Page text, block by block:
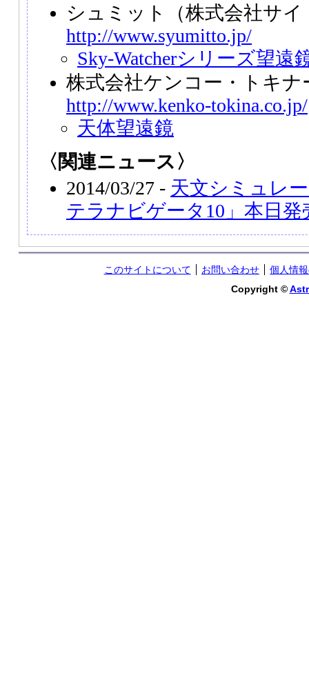
シュミット（株式会社サ
http://www.syumitto.jp/
Sky-Watcherシリーズ望遠
株式会社ケンコー・トキナ
http://www.kenko-tokina.co.jp/
天体望遠鏡
〈関連ニュース〉
2014/03/27 - 天文シミュレ
テラナビゲータ10」本日発
このサイトについて お問い合わせ
個人情
Copyright ©